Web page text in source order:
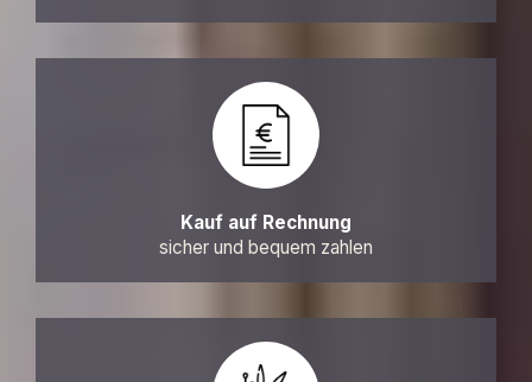
Kauf auf Rechnung
sicher und bequem zahlen